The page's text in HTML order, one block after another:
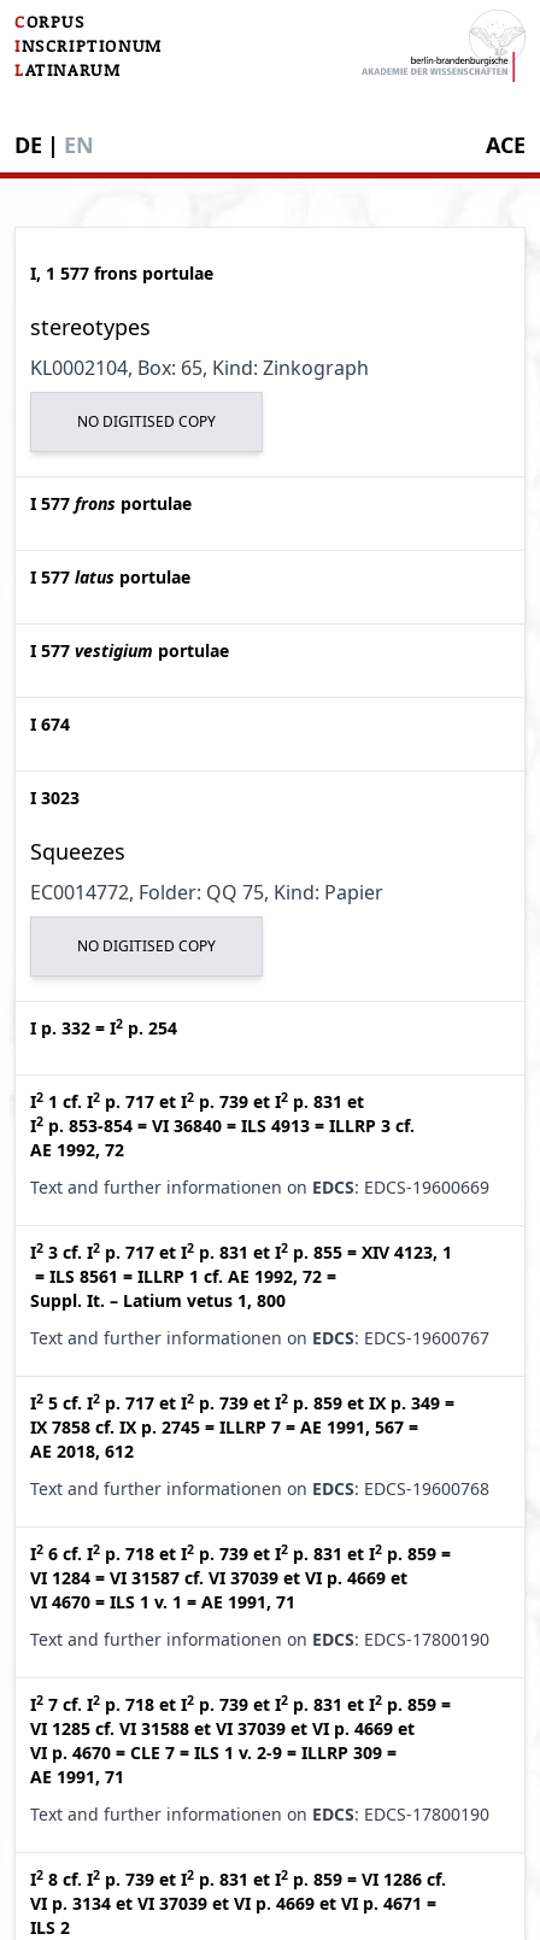
CORPUS
INSCRIPTIONUM
LATINARUM
DE | EN ACE
I, 1 577 frons portulae
stereotypes
KL0002104, Box: 65, Kind: Zinkograph
NO DIGITISED COPY
I 577 frons portulae
I 577 latus portulae
I 577 vestigium portulae
I 674
I 3023
Squeezes
EC0014772, Folder: QQ 75, Kind: Papier
NO DIGITISED COPY
I p. 332 = I2 p. 254
I2 1 cf. I2 p. 717 et I2 p. 739 et I2 p. 831 et
I2 p. 853-854 = VI 36840 = ILS 4913 = ILLRP 3 cf.
AE 1992, 72
Text and further informationen on EDCS: EDCS-19600669
I2 3 cf. I2 p. 717 et I2 p. 831 et I2 p. 855 = XIV 4123, 1
= ILS 8561 = ILLRP 1 cf. AE 1992, 72 =
Suppl. It. – Latium vetus 1, 800
Text and further informationen on EDCS: EDCS-19600767
I2 5 cf. I2 p. 717 et I2 p. 739 et I2 p. 859 et IX p. 349 =
IX 7858 cf. IX p. 2745 = ILLRP 7 = AE 1991, 567 =
AE 2018, 612
Text and further informationen on EDCS: EDCS-19600768
I2 6 cf. I2 p. 718 et I2 p. 739 et I2 p. 831 et I2 p. 859 =
VI 1284 = VI 31587 cf. VI 37039 et VI p. 4669 et
VI 4670 = ILS 1 v. 1 = AE 1991, 71
Text and further informationen on EDCS: EDCS-17800190
I2 7 cf. I2 p. 718 et I2 p. 739 et I2 p. 831 et I2 p. 859 =
VI 1285 cf. VI 31588 et VI 37039 et VI p. 4669 et
VI p. 4670 = CLE 7 = ILS 1 v. 2-9 = ILLRP 309 =
AE 1991, 71
Text and further informationen on EDCS: EDCS-17800190
I2 8 cf. I2 p. 739 et I2 p. 831 et I2 p. 859 = VI 1286 cf.
VI p. 3134 et VI 37039 et VI p. 4669 et VI p. 4671 =
ILS 2